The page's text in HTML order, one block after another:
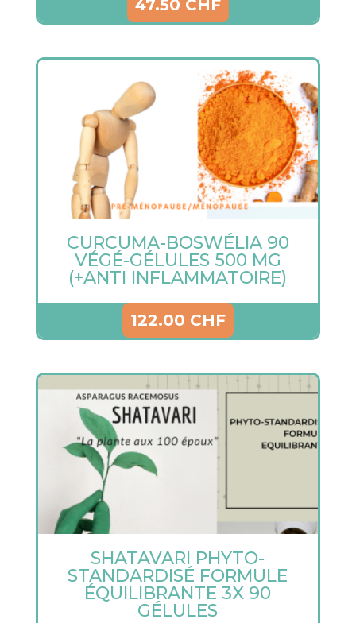
47.50 CHF
CURCUMA-BOSWÉLIA 90
VÉGÉ-GÉLULES 500 MG
(+ANTI INFLAMMATOIRE)
122.00 CHF
SHATAVARI PHYTO-
STANDARDISÉ FORMULE
ÉQUILIBRANTE 3X 90
GÉLULES